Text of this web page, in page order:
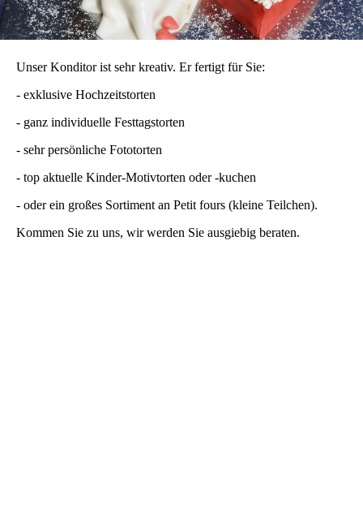
Unser Konditor ist sehr kreativ. Er fertigt für Sie:
- exklusive Hochzeitstorten
- ganz individuelle Festtagstorten
- sehr persönliche Fototorten
- top aktuelle Kinder-Motivtorten oder -kuchen
- oder ein großes Sortiment an Petit fours (kleine Teilchen).
Kommen Sie zu uns, wir werden Sie ausgiebig beraten.